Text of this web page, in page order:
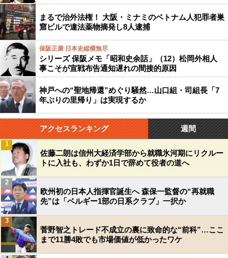
まるで治外法権！ 大阪・ミナミのベトナム人犯罪者巣
窟ビルで違法薬物摘発し8人逮捕
保阪正康 日本史縦横無尽
シリーズ 保阪メモ「昭和史余話」（12）松岡外相人
事こそが宣戦布告通知遅れの間接的原因
神戸への“聖地帰還”めぐり騒然…山口組・司組長「7
年ぶりの里帰り」は実現するか
アクセスランキング 週間
佐藤二朗は信州大経済学部から就職氷河期にリクルー
トに入社も、わずか1日で辞めて役者の道へ
1
欧州初の日本人指揮官誕生へ 森保一監督の“再就職
先”は「ベルギー1部の日系クラブ」一択か
2
菅野智之トレード不成立の裏に致命的な“前科”…ここ
まで11勝4敗でも市場価値が低かったワケ
3